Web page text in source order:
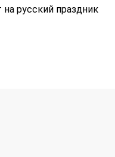
русский праздник